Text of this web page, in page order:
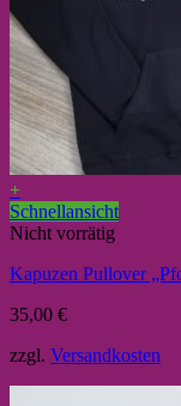
+
Schnellansicht
Nicht vorrätig
Kapuzen Pullover
35,00 €
zzgl. Versandkosten